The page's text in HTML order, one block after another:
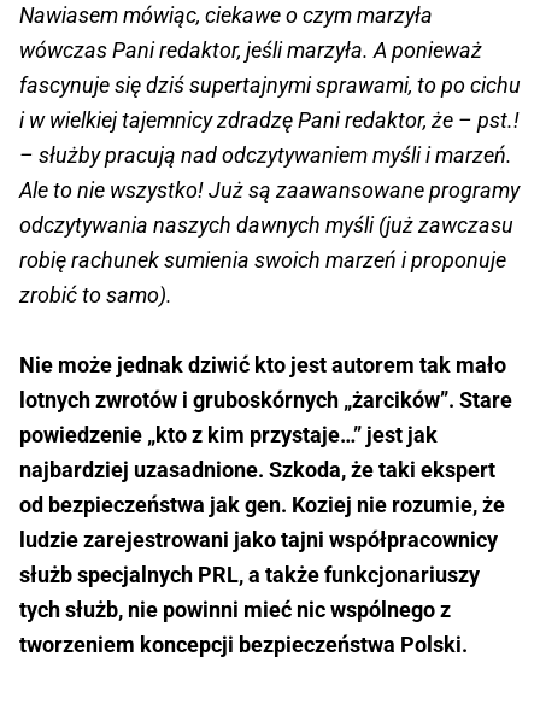
Nawiasem mówiąc, ciekawe o czym marzyła
wówczas Pani redaktor, jeśli marzyła. A ponieważ
fascynuje się dziś supertajnymi sprawami, to po cichu
i w wielkiej tajemnicy zdradzę Pani redaktor, że – pst.!
– służby pracują nad odczytywaniem myśli i marzeń.
Ale to nie wszystko! Już są zaawansowane programy
odczytywania naszych dawnych myśli (już zawczasu
robię rachunek sumienia swoich marzeń i proponuje
zrobić to samo).
Nie może jednak dziwić kto jest autorem tak mało
lotnych zwrotów i gruboskórnych „żarcików”. Stare
powiedzenie „kto z kim przystaje…” jest jak
najbardziej uzasadnione. Szkoda, że taki ekspert
od bezpieczeństwa jak gen. Koziej nie rozumie, że
ludzie zarejestrowani jako tajni współpracownicy
służb specjalnych PRL, a także funkcjonariuszy
tych służb, nie powinni mieć nic wspólnego z
tworzeniem koncepcji bezpieczeństwa Polski.